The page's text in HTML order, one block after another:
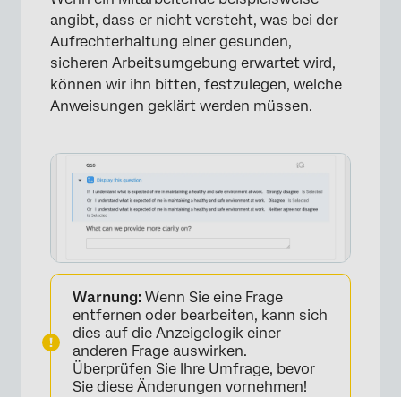
angibt, dass er nicht versteht, was bei der
Aufrechterhaltung einer gesunden,
sicheren Arbeitsumgebung erwartet wird,
können wir ihn bitten, festzulegen, welche
Anweisungen geklärt werden müssen.
Warnung: Wenn Sie eine Frage
entfernen oder bearbeiten, kann sich
dies auf die Anzeigelogik einer
anderen Frage auswirken.
Überprüfen Sie Ihre Umfrage, bevor
Sie diese Änderungen vornehmen!